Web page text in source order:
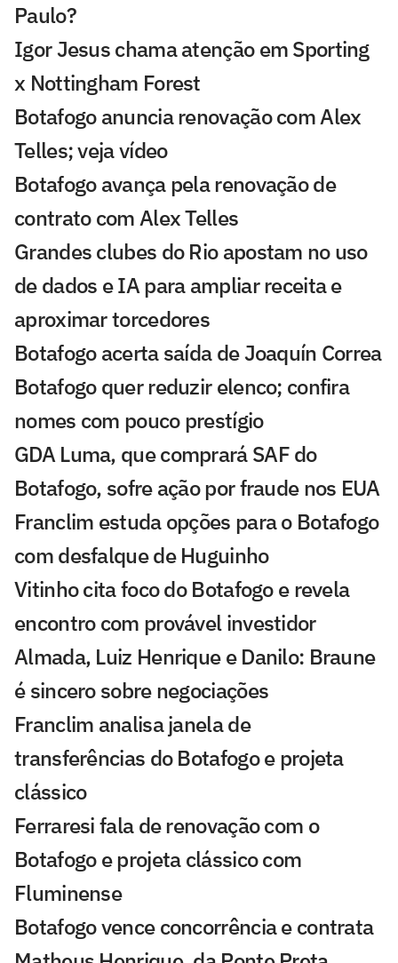
Paulo?
Igor Jesus chama atenção em Sporting
x Nottingham Forest
Botafogo anuncia renovação com Alex
Telles; veja vídeo
Botafogo avança pela renovação de
contrato com Alex Telles
Grandes clubes do Rio apostam no uso
de dados e IA para ampliar receita e
aproximar torcedores
Botafogo acerta saída de Joaquín Correa
Botafogo quer reduzir elenco; confira
nomes com pouco prestígio
GDA Luma, que comprará SAF do
Botafogo, sofre ação por fraude nos EUA
Franclim estuda opções para o Botafogo
com desfalque de Huguinho
Vitinho cita foco do Botafogo e revela
encontro com provável investidor
Almada, Luiz Henrique e Danilo: Braune
é sincero sobre negociações
Franclim analisa janela de
transferências do Botafogo e projeta
clássico
Ferraresi fala de renovação com o
Botafogo e projeta clássico com
Fluminense
Botafogo vence concorrência e contrata